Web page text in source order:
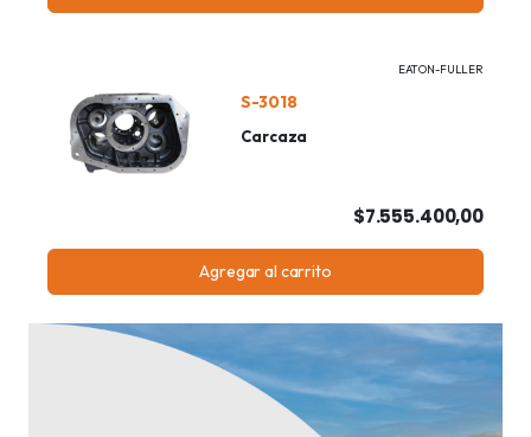
EATON-FULLER
S-3018
Carcaza
$7.555.400,00
Agregar al carrito